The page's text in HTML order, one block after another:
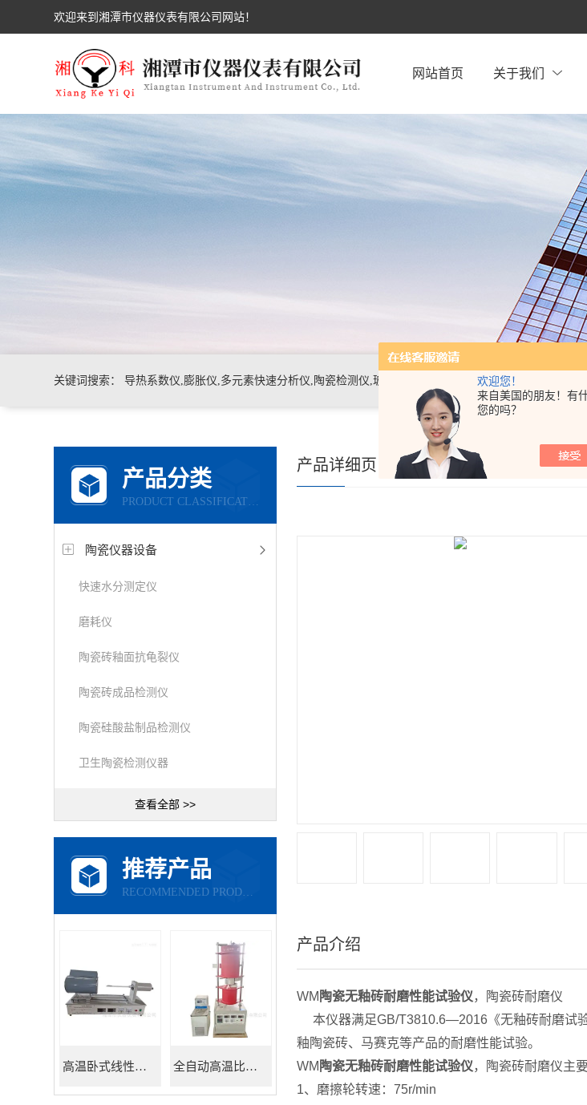
欢迎您！
来自美国的朋友！有
您的吗？
欢迎来到湘潭市仪器仪表有限公司网站！
网站首页 关于我们
关键词搜索： 导热系数仪,膨胀仪,多元素快速分析仪,陶瓷检测仪,玻璃耐火材料检测仪，石墨炭素材料检测仪，高温物性仪，研磨机，制样机，实验电炉等
产品分类
PRODUCT CLASSIFICATION
陶瓷仪器设备
快速水分测定仪
磨耗仪
陶瓷砖釉面抗龟裂仪
陶瓷砖成品检测仪
陶瓷硅酸盐制品检测仪
卫生陶瓷检测仪器
查看全部 >>
推荐产品
RECOMMENDED PRODUCTS
高温卧式线性热膨胀系数测定仪 全自动高温比热容测试仪
你的
产品详细页
产品介绍
WM 陶瓷无釉砖耐磨性能试验仪，陶瓷砖耐磨仪
本仪器满足GB/T3810.6—2016《无釉砖耐磨试
釉陶瓷砖、马赛克等产品的耐磨性能试验。
WM 陶瓷无釉砖耐磨性能试验仪，陶瓷砖耐磨仪主
1、磨擦轮转速：75r/min